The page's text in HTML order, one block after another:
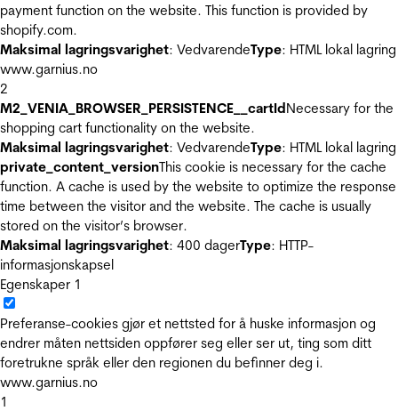
payment function on the website. This function is provided by
shopify.com.
Maksimal lagringsvarighet: VedvarendeType: HTML lokal lagring
www.garnius.no
2
M2_VENIA_BROWSER_PERSISTENCE__cartIdNecessary for the
shopping cart functionality on the website.
Maksimal lagringsvarighet: VedvarendeType: HTML lokal lagring
private_content_versionThis cookie is necessary for the cache
function. A cache is used by the website to optimize the response
time between the visitor and the website. The cache is usually
stored on the visitor’s browser.
Maksimal lagringsvarighet: 400 dagerType: HTTP-
informasjonskapsel
Egenskaper 1
Preferanse-cookies gjør et nettsted for å huske informasjon og
endrer måten nettsiden oppfører seg eller ser ut, ting som ditt
foretrukne språk eller den regionen du befinner deg i.
www.garnius.no
1